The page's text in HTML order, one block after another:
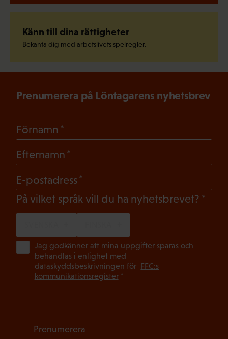
Känn till dina rättigheter
Bekanta dig med arbetslivets spelregler.
Prenumerera på Löntagarens nyhetsbrev
Förnamn
Efternamn
E-postadress
På vilket språk vill du ha nyhetsbrevet?
Jag godkänner att mina uppgifter sparas och
behandlas i enlighet med
dataskyddsbeskrivningen för FFC:s
kommunikationsregister*
Prenumerera